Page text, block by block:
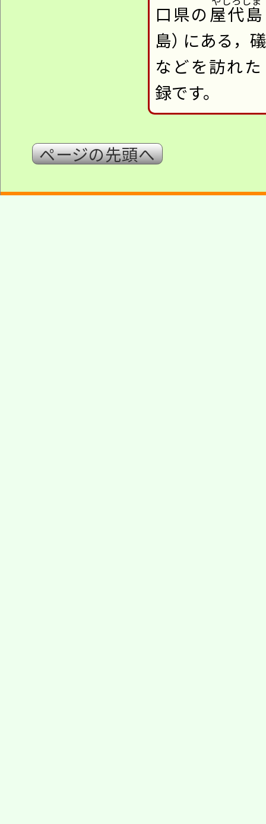
口県の 屋代島
島）にある，
などを訪れ
録です。
ページの先頭へ